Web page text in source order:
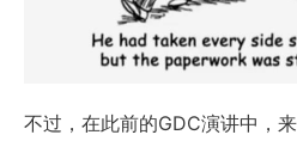
不过，在此前的GDC演讲中，